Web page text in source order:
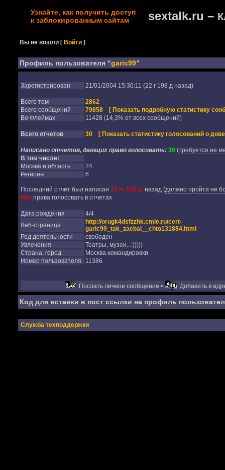
Узнайте, как получить доступ
к заблокированным сайтам
sextalk.ru –
Вы не вошли [Войти ]
Профиль пользователя “garic99”
Зарегистрирован 21/01/2004 15:30:11 (22 г 198 д назад)
Всего тем
2862
Всего сообщений
79858
[ Показать подробную статистику
Во Флеймах
11428 (14,3% от всех сообщений)
Всего отчетов 30 [ Показать статистику голосований о
Написано отчетов, дающих право голосовать: 30(требуется не
В том числе:
Москва и область
24
Регионы
6
Последний отчет был написан 17 л. 116 д.назад(должно пройти не
Нетправа голосовать в отчетах
Дата рождения
4/4
Веб-страница
http://orugk4dsfzzhk.cmle.ru/cert-
garic99_tak_zaebal__chto131884.html
Род деятельности
свободен
Увлечения
Театры, музеи...:)))))
Страна, город
Москва-командировки
Номер пользователя
11386
Послать личное сообщение • Добавить в
Код для вставки в пост ссылки на профиль
Служба техподдержки